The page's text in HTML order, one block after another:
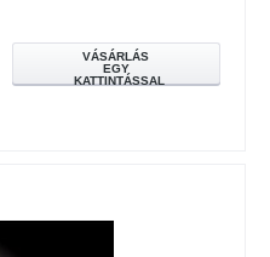
VÁSÁRLÁS
EGY
KATTINTÁSSAL